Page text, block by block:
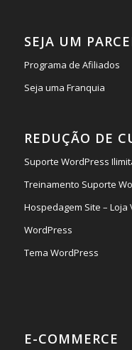
SEJA UM
Programa de Afiliados
Seja uma Franquia
REDUÇÃO DE
Suporte WordPress
Treinamento Suporte
Hospedagem Site – Loja
WordPress
Tema WordPress
E-COMMERCE